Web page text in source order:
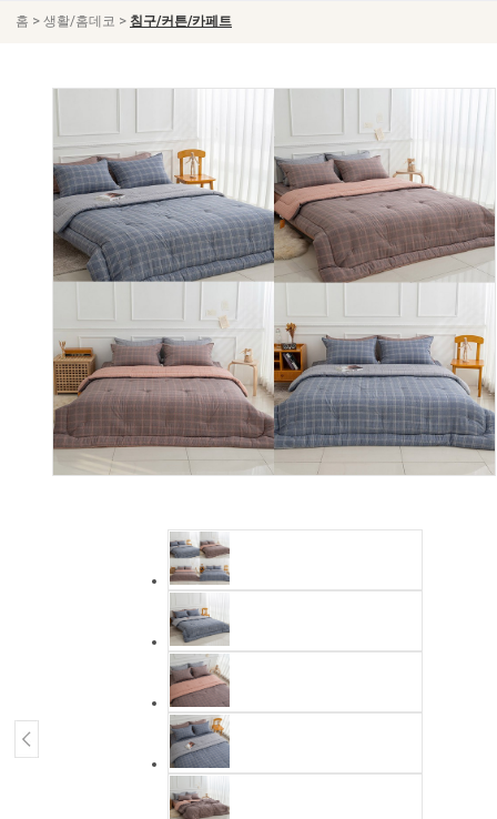
홈 > 생활/홈데코 > 침구/커튼/카페트